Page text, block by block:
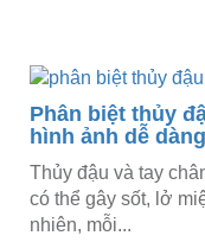
Phân biệt thủy
hình ảnh dễ
Thủy đậu và tay
có thể gây sốt, lở
nhiên, mỗi...